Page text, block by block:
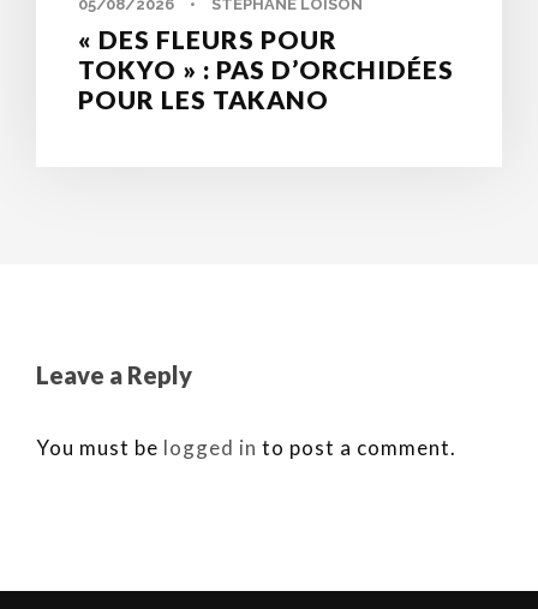
05/08/2026 • STÉPHANE LOISON
« DES FLEURS POUR
TOKYO » : PAS D’ORCHIDÉES
POUR LES TAKANO
Leave a Reply
You must be logged in to post a comment.